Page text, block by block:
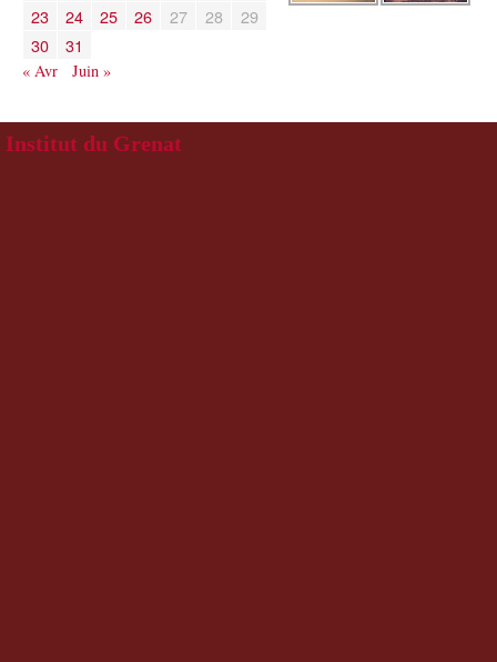
23
24 25 26 27 28
29
30
31
« Avr Juin »
Institut du Grenat